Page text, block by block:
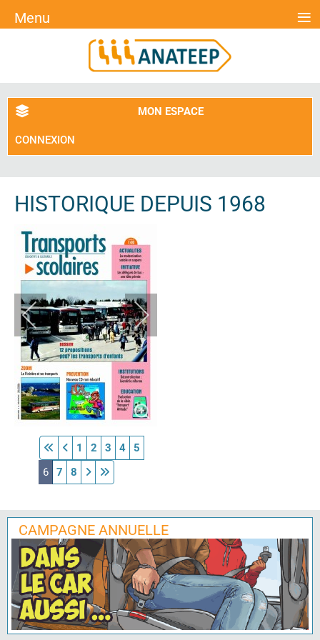
MON ESPACE
CONNEXION
HISTORIQUE DEPUIS 1968
1 2 3 4
5
6
7 8
CAMPAGNE ANNUELLE
Menu ≡